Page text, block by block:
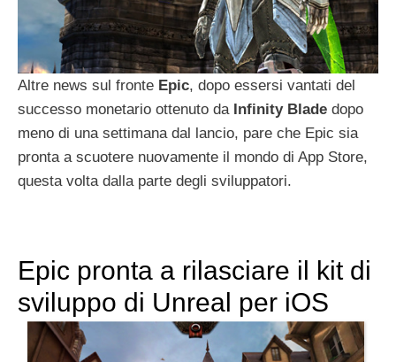
Altre news sul fronte Epic, dopo essersi vantati del
successo monetario ottenuto da Infinity Blade dopo
meno di una settimana dal lancio, pare che Epic sia
pronta a scuotere nuovamente il mondo di App Store,
questa volta dalla parte degli sviluppatori.
Epic pronta a rilasciare il kit di
sviluppo di Unreal per iOS